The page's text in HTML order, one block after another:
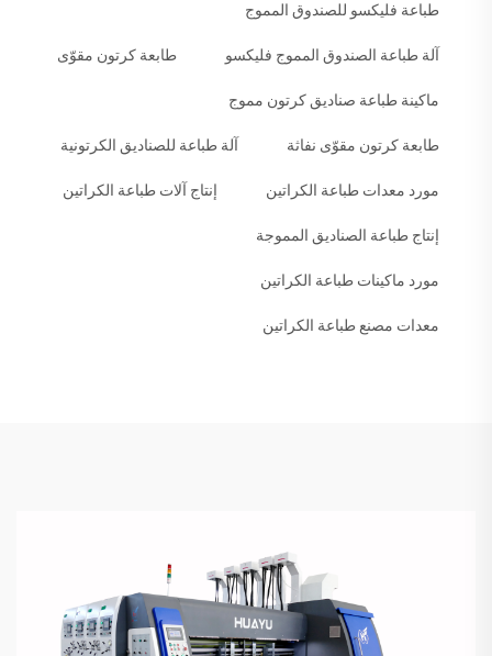
طباعة فليكسو للصندوق المموج
آلة طباعة الصندوق المموج فليكسو طابعة كرتون مقوّى
ماكينة طباعة صناديق كرتون مموج
طابعة كرتون مقوّى نفاثة آلة طباعة للصناديق الكرتونية
مورد معدات طباعة الكراتين إنتاج آلات طباعة الكراتين
إنتاج طباعة الصناديق المموجة
مورد ماكينات طباعة الكراتين
معدات مصنع طباعة الكراتين